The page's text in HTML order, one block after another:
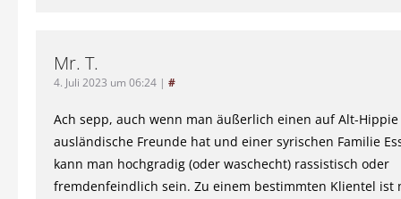
Mr. T.
4. Juli 2023 um 06:24 | #
Ach sepp, auch wenn man äußerlich einen auf Alt-
ausländische Freunde hat und einer syrischen Familie
kann man hochgradig (oder waschecht) rassistisch oder
fremdenfeindlich sein. Zu einem bestimmten Klientel ist